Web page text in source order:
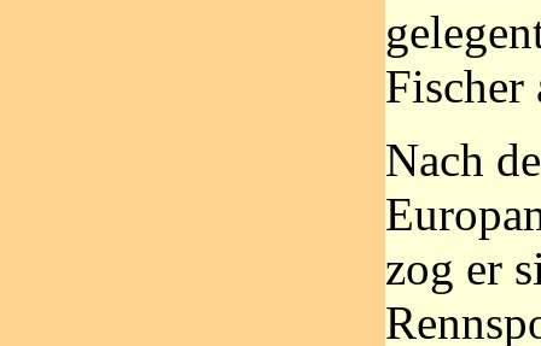
Fischer
Nach
zog er